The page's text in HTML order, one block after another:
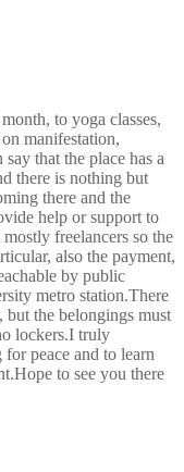
to yoga classes,
manifestation,
that the place has a
there is nothing but
there and the
help or support to
freelancers so the
also the payment,
by public
metro station.There
but the belongings must
lockers.I truly
peace and to learn
to see you there